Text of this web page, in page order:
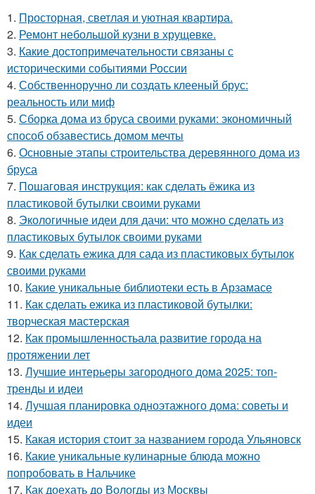
1. Просторная, светлая и уютная квартира.
2. Ремонт небольшой кузни в хрущевке.
3. Какие достопримечательности связаны с
историческими событиями России
4. Собственноручно ли создать клееный брус:
реальность или миф
5. Сборка дома из бруса своими руками: экономичный
способ обзавестись домом мечты
6. Основные этапы строительства деревянного дома из
бруса
7. Пошаговая инструкция: как сделать ёжика из
пластиковой бутылки своими руками
8. Экологичные идеи для дачи: что можно сделать из
пластиковых бутылок своими руками
9. Как сделать ежика для сада из пластиковых бутылок
своими руками
10. Какие уникальные библиотеки есть в Арзамасе
11. Как сделать ежика из пластиковой бутылки:
творческая мастерская
12. Как промышленностьала развитие города на
протяжении лет
13. Лучшие интерьеры загородного дома 2025: топ-
тренды и идеи
14. Лучшая планировка одноэтажного дома: советы и
идеи
15. Какая история стоит за названием города Ульяновск
16. Какие уникальные кулинарные блюда можно
попробовать в Нальчике
17. Как доехать до Вологды из Москвы